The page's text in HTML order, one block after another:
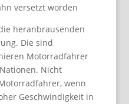
versetzt worden
heranbrausenden
Die sind
Motorradfahrer
Nicht
wenn
Geschwindigkeit in